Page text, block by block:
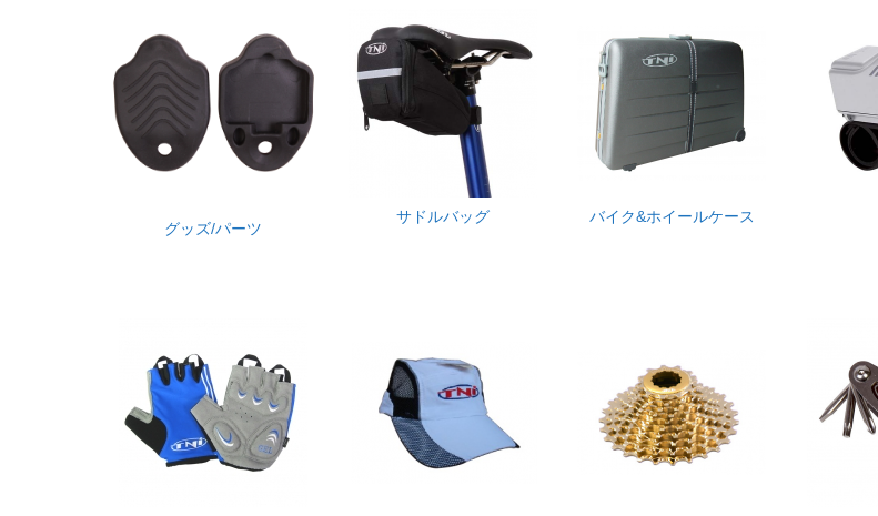
グッズ/パーツ
サドルバッグ バイク&ホイールケース